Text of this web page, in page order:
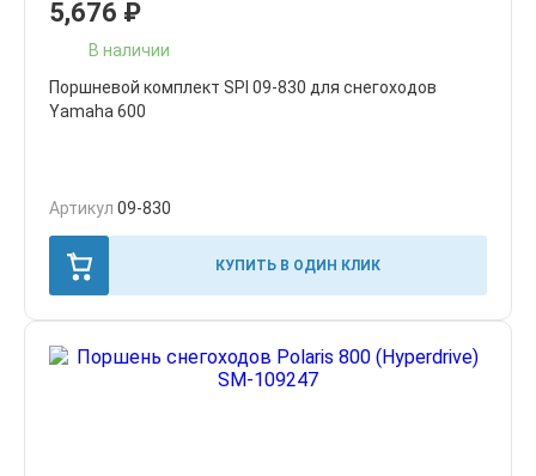
5,676 ₽
В наличии
Поршневой комплект SPI 09-830 для снегоходов
Yamaha 600
Артикул 09-830
КУПИТЬ В ОДИН КЛИК